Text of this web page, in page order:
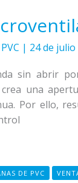
| 24 de julio
sin abrir
crea una
Por ello,
DE PVC